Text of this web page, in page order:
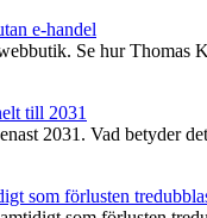
e-handel
Se hur Thomas
till 2031
2031. Vad betyder
som förlusten